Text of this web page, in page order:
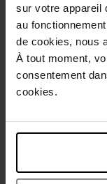
sur votre appareil
au
de cookies, nous
À tout moment,
consentement
cookies.
Le soin peaux
Soin Visage
168,50 €